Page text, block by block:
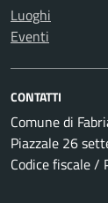
Luoghi
Eventi
CONTATTI
Comune di
Piazzale 26
Codice fiscale /